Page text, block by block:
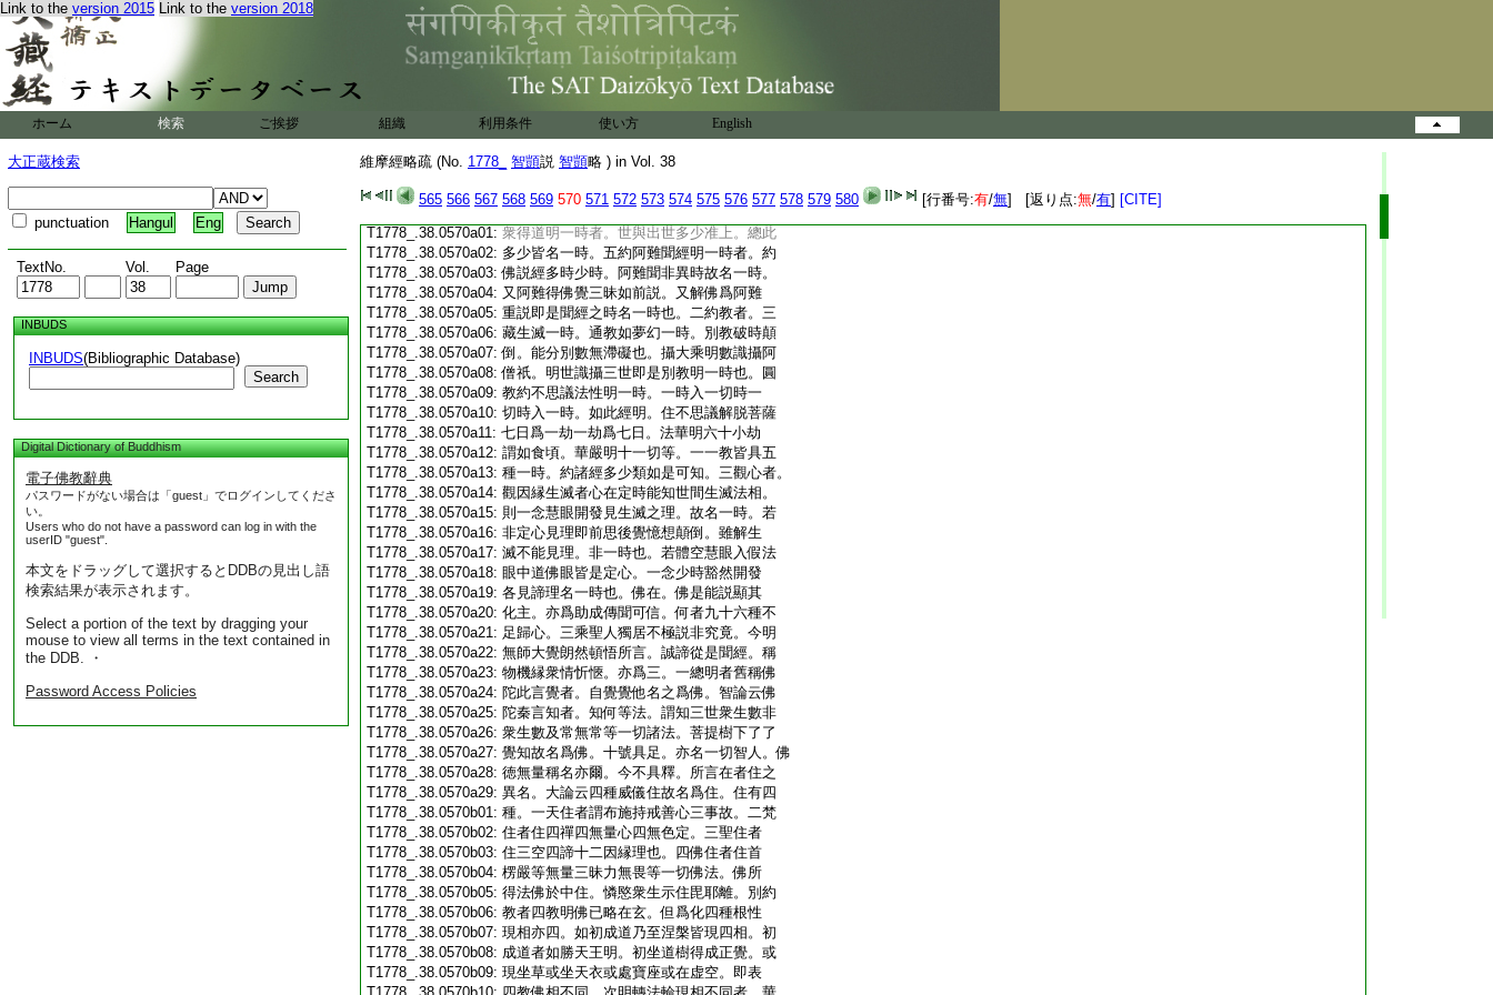
Link to the version 2015 Link to the version 2018
ホーム 検索 ご挨拶 組織 利用条件 使い方 English
大正蔵検索
punctuation Hangul Eng
TextNo. Vol. Page
INBUDS
INBUDS(Bibliographic Database)
Search
Digital Dictionary of Buddhism
電子佛教辭典
パスワードがない場合は「guest」でログインしてくださ
い。
Users who do not have a password can log in with the
userID "guest".
本文をドラッグして選択するとDDBの見出し語
検索結果が表示されます。
Select a portion of the text by dragging your
mouse to view all terms in the text contained in
the DDB. ・
Password Access Policies
維摩經略疏 (No. 1778_ 智顗説 智顗略 ) in Vol. 38
565 566 567 568 569 570 571 572 573 574 575 576 577 578 579 580 [行番号:有/無] [返り点:無/有] [CITE]
T1778_.38.0569c19:終久近皆名一時。即是多時少時共明一時。
T1778_.38.0569c20: 如戒序云。春分四月日爲時。春分實有多時
T1778_.38.0569c21:但總束爲一時也。若約得道明一時者。赴機
T1778_.38.0569c22:
説教即入如苦忍一刹那。此約少時明一時
也。今約此多少總明一時。謂一期説法通是
T1778_.38.0569c24:一時之事也。就此爲五。一約機發者。世善機
T1778_.38.0569c25:發即是多時出世機發即是少時。總此多少
T1778_.38.0569c26:
皆名一時。二約佛説教者。三悉起教即是多
T1778_.38.0569c27:時用第一義即是少時。總此多少皆名一時。
T1778_.38.0569c28: 三約機教合明一時者。亦以世出世善合爲
T1778_.38.0570a01: 衆得道明一時者。世與出世多少准上。總此
T1778_.38.0570a02: 多少皆名一時。五約阿難聞經明一時者。約
T1778_.38.0570a03:佛説經多時少時。阿難聞非異時故名一時。
T1778_.38.0570a04: 又阿難得佛覺三昧如前説。又解佛爲阿難
T1778_.38.0570a05: 重説即是聞經之時名一時也。二約教者。三
T1778_.38.0570a06: 藏生滅一時。通教如夢幻一時。別教破時顛
T1778_.38.0570a07:倒。能分別數無滯礙也。攝大乘明數識攝阿
T1778_.38.0570a08:僧祇。明世識攝三世即是別教明一時也。圓
T1778_.38.0570a09: 教約不思議法性明一時。一時入一切時一
T1778_.38.0570a10: 切時入一時。如此經明。住不思議解脱菩薩
T1778_.38.0570a11: 七日爲一劫一劫爲七日。法華明六十小劫
T1778_.38.0570a12: 謂如食頃。華嚴明十一切等。一一教皆具五
T1778_.38.0570a13: 種一時。約諸經多少類如是可知。三觀心者。
T1778_.38.0570a14: 觀因縁生滅者心在定時能知世間生滅法相。
T1778_.38.0570a15: 則一念慧眼開發見生滅之理。故名一時。若
T1778_.38.0570a16: 非定心見理即前思後覺憶想顛倒。雖解生
T1778_.38.0570a17: 滅不能見理。非一時也。若體空慧眼入假法
T1778_.38.0570a18: 眼中道佛眼皆是定心。一念少時豁然開發
T1778_.38.0570a19: 各見諦理名一時也。佛在。佛是能説顯其
T1778_.38.0570a20: 化主。亦爲助成傳聞可信。何者九十六種不
T1778_.38.0570a21: 足歸心。三乘聖人獨居不極説非究竟。今明
T1778_.38.0570a22: 無師大覺朗然頓悟所言。誠諦從是聞經。稱
T1778_.38.0570a23: 物機縁衆情忻愜。亦爲三。一總明者舊稱佛
T1778_.38.0570a24: 陀此言覺者。自覺覺他名之爲佛。智論云佛
T1778_.38.0570a25: 陀秦言知者。知何等法。謂知三世衆生數非
T1778_.38.0570a26: 衆生數及常無常等一切諸法。菩提樹下了了
T1778_.38.0570a27: 覺知故名爲佛。十號具足。亦名一切智人。佛
T1778_.38.0570a28: 徳無量稱名亦爾。今不具釋。所言在者住之
T1778_.38.0570a29: 異名。大論云四種威儀住故名爲住。住有四
T1778_.38.0570b01: 種。一天住者謂布施持戒善心三事故。二梵
T1778_.38.0570b02: 住者住四禪四無量心四無色定。三聖住者
T1778_.38.0570b03: 住三空四諦十二因縁理也。四佛住者住首
T1778_.38.0570b04: 楞嚴等無量三昧力無畏等一切佛法。佛所
T1778_.38.0570b05: 得法佛於中住。憐愍衆生示住毘耶離。別約
T1778_.38.0570b06: 教者四教明佛已略在玄。但爲化四種根性
T1778_.38.0570b07: 現相亦四。如初成道乃至涅槃皆現四相。初
T1778_.38.0570b08: 成道者如勝天王明。初坐道樹得成正覺。或
T1778_.38.0570b09: 現坐草或坐天衣或處寶座或在虚空。即表